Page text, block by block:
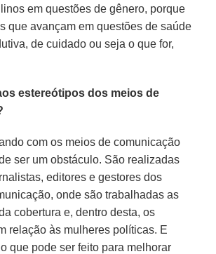
em questões de gênero, porque
que avançam em questões de saúde
de cuidado ou seja o que for,
estereótipos dos meios de
com os meios de comunicação
ser um obstáculo. São realizadas
editores e gestores dos
onde são trabalhadas as
cobertura e, dentro desta, os
relação às mulheres políticas. E
que pode ser feito para melhorar